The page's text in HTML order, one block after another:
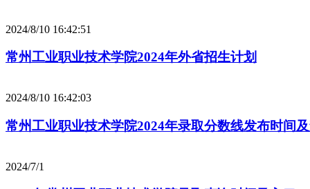
2024/8/10 16:42:51
常州工业职业技术学院2024年外省招生计划
2024/8/10 16:42:03
常州工业职业技术学院2024年录取分数线发布时间
2024/7/1